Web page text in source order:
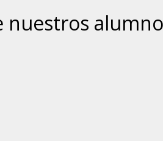
nuestros